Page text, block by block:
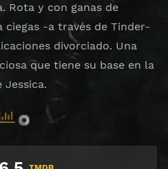
Rota y con ganas de
ciegas -a través de Tinder-
divorciado. Una
que tiene su base en la
Jessica.